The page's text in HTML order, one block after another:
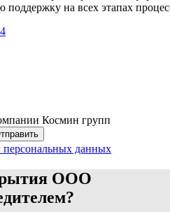
на всех этапах
Космин групп
персональных данных
ООО